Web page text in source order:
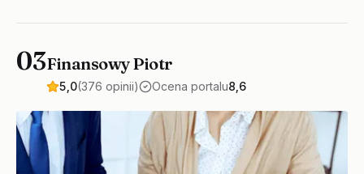
03Finansowy Piotr
5,0(376 opinii) Ocena portalu8,6